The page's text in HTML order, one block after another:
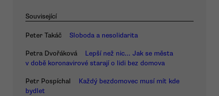
Související
Peter Takáč Sloboda a nesolidarita
Petra Dvořáková
Lepší než nic... Jak se města
v době koronavirové starají o lidi bez domova
Petr Pospíchal
Každý bezdomovec musí mít kde
bydlet